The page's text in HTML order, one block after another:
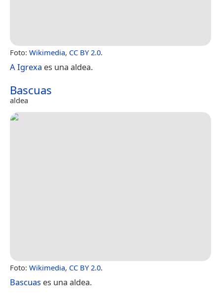
Foto: Wikimedia, CC BY 2.0.
A Igrexa es una aldea.
Bascuas
aldea
Foto: Wikimedia, CC BY 2.0.
Bascuas es una aldea.